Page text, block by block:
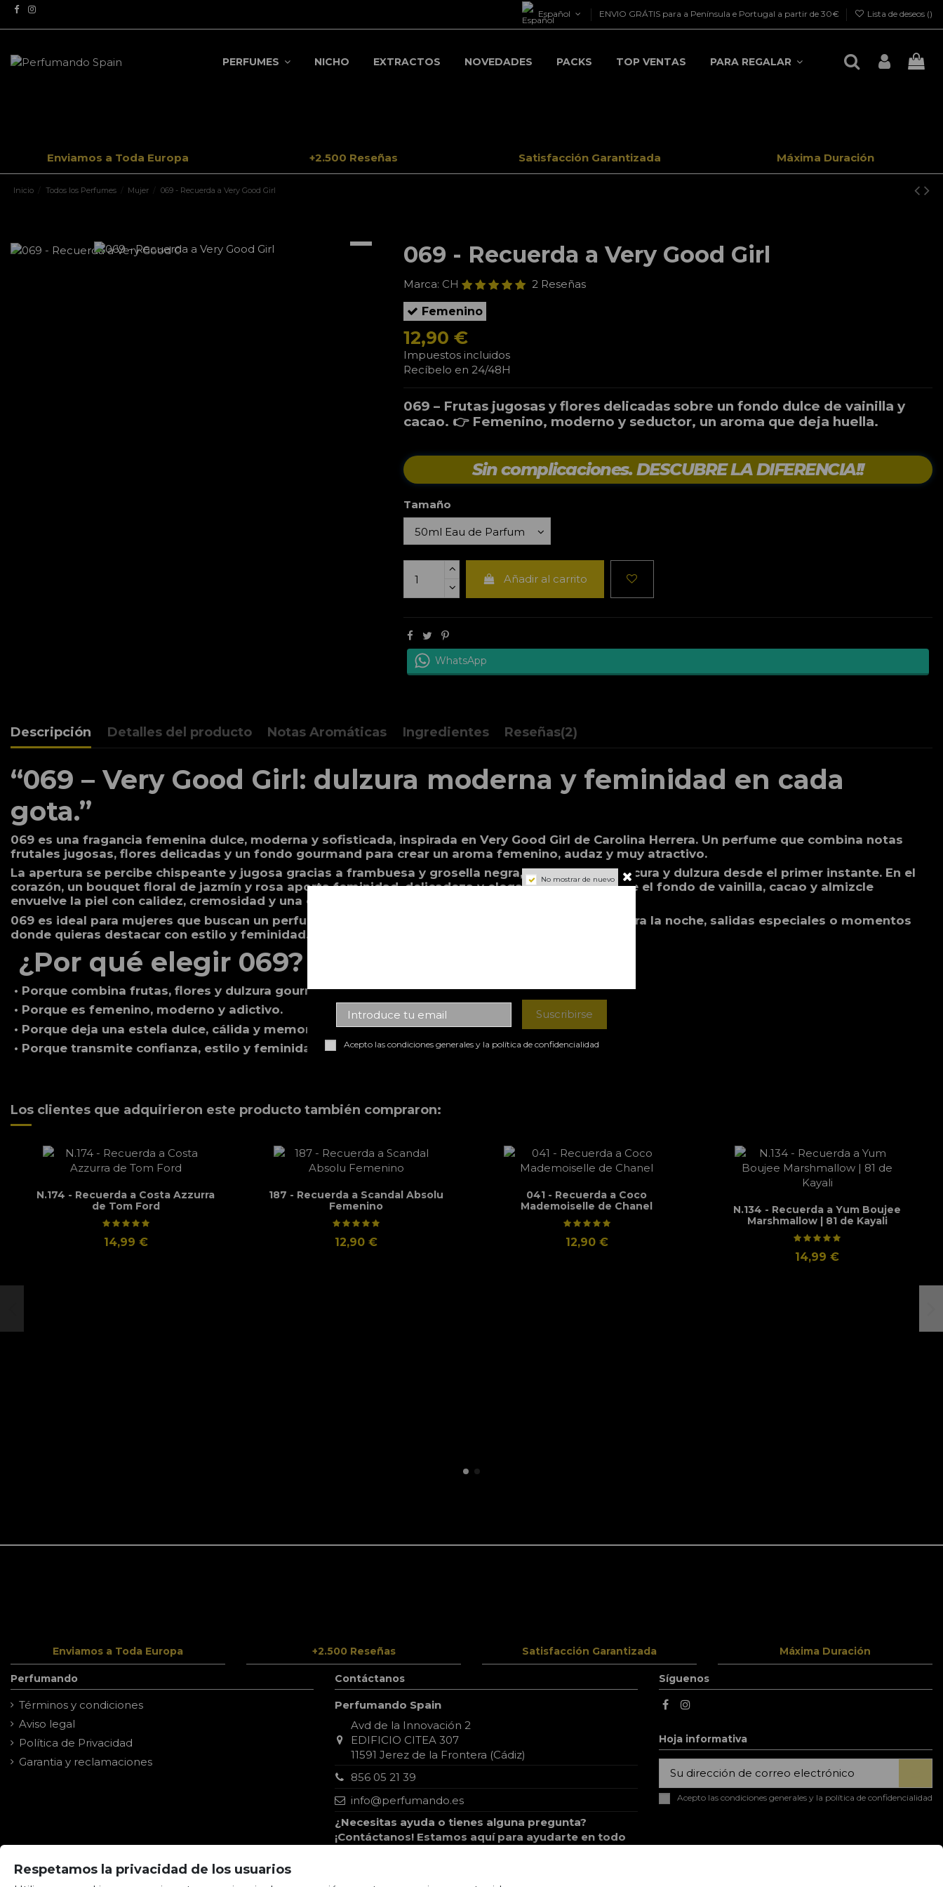
Español ENVIO GRÁTIS para a Península e Portugal a partir de 30€ Lista de deseos ()
PERFUMES NICHO EXTRACTOS NOVEDADES PACKS TOP VENTAS PARA REGALAR
Enviamos a Toda Europa +2.500 Reseñas Satisfacción Garantizada Máxima Duración
Inicio Todos los Perfumes Mujer 069 - Recuerda a Very Good Girl
069 - Recuerda a Very Good Girl
Marca: CH 2 Reseñas
Femenino
12,90 €
Impuestos incluidos
Recíbelo en 24/48H
069 – Frutas jugosas y flores delicadas sobre un fondo dulce de vainilla y
cacao. 👉 Femenino, moderno y seductor, un aroma que deja huella.
Sin complicaciones. DESCUBRE LA DIFERENCIA!!
Tamaño
Añadir al carrito
WhatsApp
Descripción Detalles del producto Notas Aromáticas Ingredientes Reseñas(2)
“069 – Very Good Girl: dulzura moderna y feminidad en cada
gota.”
069 es una fragancia femenina dulce, moderna y sofisticada, inspirada en Very Good Girl de Carolina Herrera. Un perfume que combina notas
frutales jugosas, flores delicadas y un fondo gourmand para crear un aroma femenino, audaz y muy atractivo.
La apertura se percibe chispeante y jugosa gracias a frambuesa y grosella negra, que aportan frescura y dulzura desde el primer instante. En el
corazón, un bouquet floral de jazmín y rosa aporta feminidad, delicadeza y elegancia, mientras que el fondo de vainilla, cacao y almizcle
envuelve la piel con calidez, cremosidad y una estela intensa y adictiva.
069 es ideal para mujeres que buscan un perfume moderno, dulce y con personalidad, perfecto para la noche, salidas especiales o momentos
donde quieras destacar con estilo y feminidad.
¿Por qué elegir 069?
• Porque combina frutas, flores y dulzura gourmand de forma equilibrada.
• Porque es femenino, moderno y adictivo.
• Porque deja una estela dulce, cálida y memorable.
• Porque transmite confianza, estilo y feminidad.
Los clientes que adquirieron este producto también compraron:
N.174 - Recuerda a Costa Azzurra
de Tom Ford
14,99 €
187 - Recuerda a Scandal Absolu
Femenino
12,90 €
041 - Recuerda a Coco
Mademoiselle de Chanel
12,90 €
N.134 - Recuerda a Yum Boujee
Marshmallow | 81 de Kayali
14,99 €
Enviamos a Toda Europa +2.500 Reseñas Satisfacción Garantizada Máxima Duración
Perfumando
Términos y condiciones
Aviso legal
Política de Privacidad
Garantia y reclamaciones
Contáctanos
Perfumando Spain
Avd de la Innovación 2
EDIFICIO CITEA 307
11591 Jerez de la Frontera (Cádiz)
856 05 21 39
info@perfumando.es
¿Necesitas ayuda o tienes alguna pregunta?
¡Contáctanos! Estamos aquí para ayudarte en todo
Síguenos
Hoja informativa
Acepto las condiciones generales y la política de confidencialidad
No mostrar de nuevo
Suscribirse
Acepto las condiciones generales y la política de confidencialidad
Respetamos la privacidad de los usuarios